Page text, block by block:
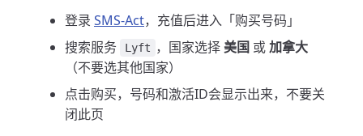
登录 SMS-Act，充值后进入「购买号码」
搜索服务
Lyft ，国家选择 美国 或加拿大
（不要选其他国家）
点击购买，号码和激活ID会显示出来，不要关
闭此页